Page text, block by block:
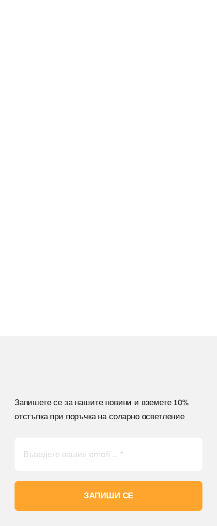
Запишете се за нашите новини и вземете 10%
отстъпка при поръчка на соларно осветление
ЗАПИШИ СЕ